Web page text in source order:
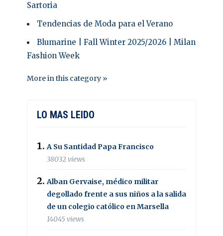
Sartoria
Tendencias de Moda para el Verano
Blumarine | Fall Winter 2025/2026 | Milan
Fashion Week
More in this category »
LO MAS LEIDO
A Su Santidad Papa Francisco
38032 views
Alban Gervaise, médico militar
degollado frente a sus niños a la salida
de un colegio católico en Marsella
14045 views